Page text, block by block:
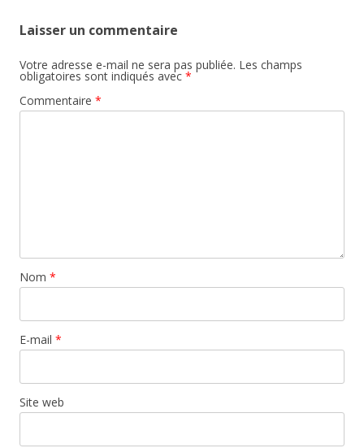
Laisser un commentaire
Votre adresse e-mail ne sera pas publiée. Les champs
obligatoires sont indiqués avec *
Commentaire *
Nom *
E-mail *
Site web